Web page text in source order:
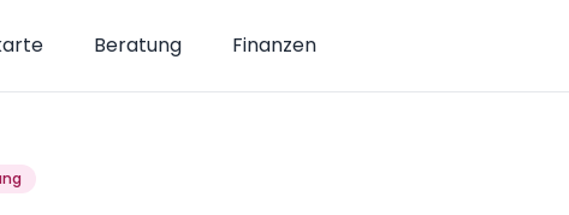
Beratung Finanzen